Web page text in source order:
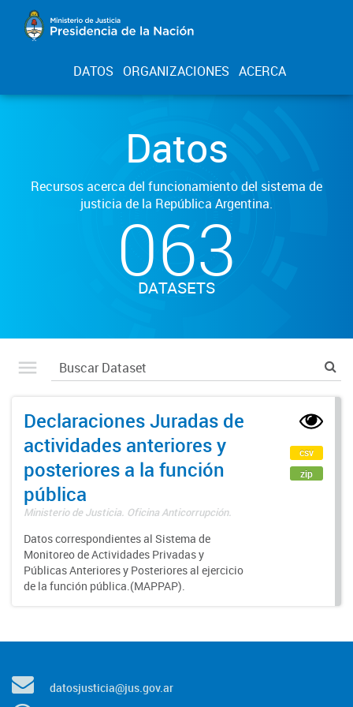
DATOS ORGANIZACIONES ACERCA
Datos
Recursos acerca del funcionamiento del sistema de
justicia de la República Argentina.
063
DATASETS
Declaraciones Juradas de
actividades anteriores y
posteriores a la función
pública
Ministerio de Justicia. Oficina Anticorrupción.
Datos correspondientes al Sistema de
Monitoreo de Actividades Privadas y
Públicas Anteriores y Posteriores al ejercicio
de la función pública.(MAPPAP).
csv
zip
datosjusticia@jus.gov.ar